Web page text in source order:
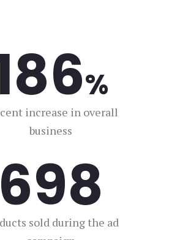
%
increase in overall
business
698
sold during the ad